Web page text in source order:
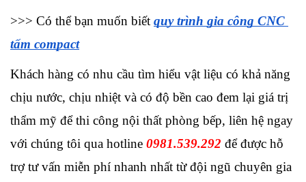
>>> Có thể bạn muốn biết quy trình gia công CNC
tấm compact
Khách hàng có nhu cầu tìm hiểu vật liệu có khả năng
chịu nước, chịu nhiệt và có độ bền cao đem lại giá trị
thẩm mỹ để thi công nội thất phòng bếp, liên hệ ngay
với chúng tôi qua hotline 0981.539.292 để được hỗ
trợ tư vấn miễn phí nhanh nhất từ đội ngũ chuyên gia